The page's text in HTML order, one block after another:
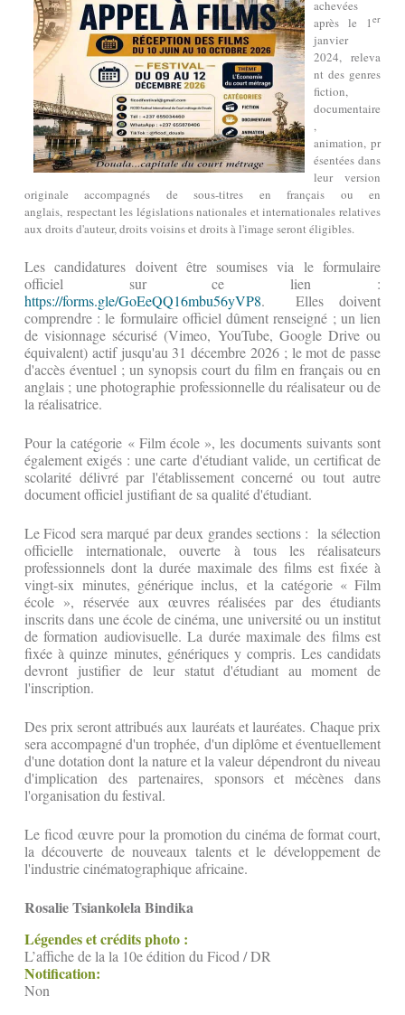
achevées
après le 1 er
janvier
2024, releva
nt des genres
fiction,
documentaire
,
animation, pr
ésentées dans
leur version
originale accompagnés de sous-titres en français ou en
anglais, respectant les législations nationales et internationales relatives
aux droits d'auteur, droits voisins et droits à l'image seront éligibles.
Les candidatures doivent être soumises via le formulaire
officiel sur ce lien :
https://forms.gle/GoEeQQ16mbu56yVP8. Elles doivent
comprendre : le formulaire officiel dûment renseigné ; un lien
de visionnage sécurisé (Vimeo, YouTube, Google Drive ou
équivalent) actif jusqu'au 31 décembre 2026 ; le mot de passe
d'accès éventuel ; un synopsis court du film en français ou en
anglais ; une photographie professionnelle du réalisateur ou de
la réalisatrice.
Pour la catégorie « Film école », les documents suivants sont
également exigés : une carte d'étudiant valide, un certificat de
scolarité délivré par l'établissement concerné ou tout autre
document officiel justifiant de sa qualité d'étudiant.
Le Ficod sera marqué par deux grandes sections : la sélection
officielle internationale, ouverte à tous les réalisateurs
professionnels dont la durée maximale des films est fixée à
vingt-six minutes, générique inclus, et la catégorie « Film
école », réservée aux œuvres réalisées par des étudiants
inscrits dans une école de cinéma, une université ou un institut
de formation audiovisuelle. La durée maximale des films est
fixée à quinze minutes, génériques y compris. Les candidats
devront justifier de leur statut d'étudiant au moment de
l'inscription.
Des prix seront attribués aux lauréats et lauréates. Chaque prix
sera accompagné d'un trophée, d'un diplôme et éventuellement
d'une dotation dont la nature et la valeur dépendront du niveau
d'implication des partenaires, sponsors et mécènes dans
l'organisation du festival.
Le ficod œuvre pour la promotion du cinéma de format court,
la découverte de nouveaux talents et le développement de
l'industrie cinématographique africaine.
Rosalie Tsiankolela Bindika
Légendes et crédits photo :
L’affiche de la la 10e édition du Ficod / DR
Notification:
Non